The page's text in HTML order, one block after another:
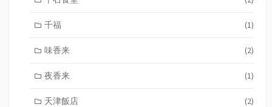
千福 (1)
味香来 (2)
夜香来 (1)
天津飯店 (2)